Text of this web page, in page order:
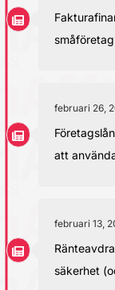
småföretag
februari 26,
att
februari 13,
säkerhet